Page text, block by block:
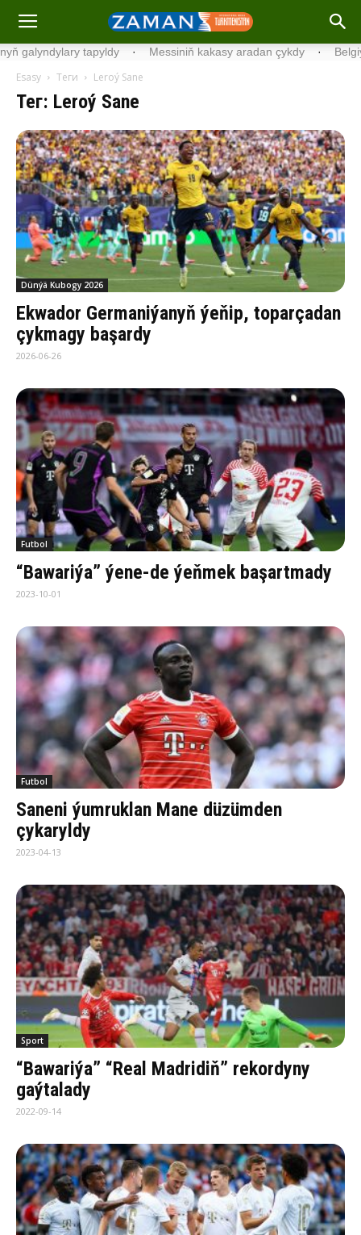
tapyldy · Messiniň kakasy aradan çykdy · Belgiýada
Esasy Теги Leroý Sane
Тег: Leroý Sane
Dünýä Kubogy 2026
Ekwador Germaniýanyň ýeňip, toparçadan
çykmagy başardy
2026-06-26
Futbol
“Bawariýa” ýene-de ýeňmek başartmady
2023-10-01
Futbol
Saneni ýumruklan Mane düzümden
çykaryldy
2023-04-13
Sport
“Bawariýa” “Real Madridiň” rekordyny
gaýtalady
2022-09-14